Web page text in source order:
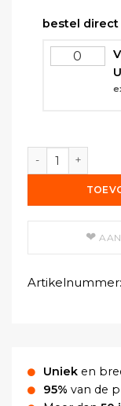
bestel direct
Dozuki
Artikelnummer:
Uniek en
95% van de